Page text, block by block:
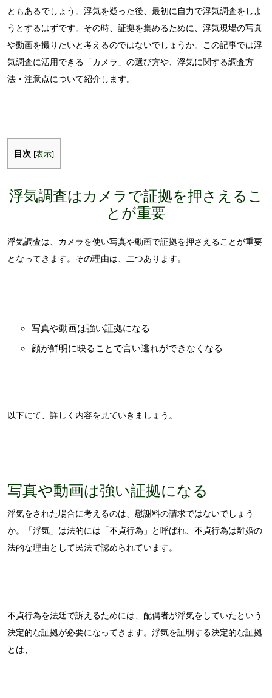
ともあるでしょう。浮気を疑った後、最初に自力で浮気調査をしよ
うとするはずです。その時、証拠を集めるために、浮気現場の写真
や動画を撮りたいと考えるのではないでしょうか。この記事では浮
気調査に活用できる「カメラ」の選び方や、浮気に関する調査方
法・注意点について紹介します。
目次 [表示]
浮気調査はカメラで証拠を押さえるこ
とが重要
浮気調査は、カメラを使い写真や動画で証拠を押さえることが重要
となってきます。その理由は、二つあります。
写真や動画は強い証拠になる
顔が鮮明に映ることで言い逃れができなくなる
以下にて、詳しく内容を見ていきましょう。
写真や動画は強い証拠になる
浮気をされた場合に考えるのは、慰謝料の請求ではないでしょう
か。「浮気」は法的には「不貞行為」と呼ばれ、不貞行為は離婚の
法的な理由として民法で認められています。
不貞行為を法廷で訴えるためには、配偶者が浮気をしていたという
決定的な証拠が必要になってきます。浮気を証明する決定的な証拠
とは、